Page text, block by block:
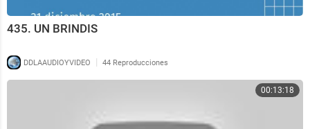
435. UN BRINDIS
DDLAAUDIOYVIDEO | 44 Reproducciones
00:13:18